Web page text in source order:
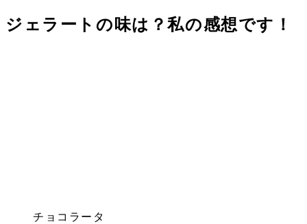
ジェラートの味は？私の感想です！
チョコラータ